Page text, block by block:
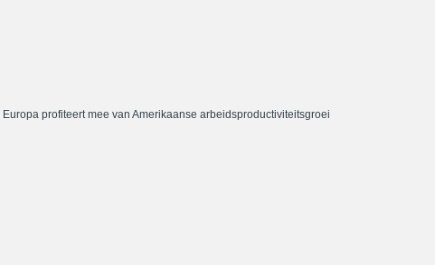
Europa profiteert mee van Amerikaanse arbeidsproductiviteitsgroei